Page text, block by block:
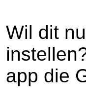
Wil dit
app die